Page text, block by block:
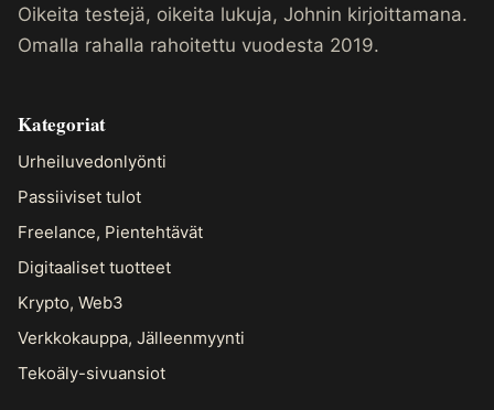
Oikeita testejä, oikeita lukuja, Johnin kirjoittamana.
Omalla rahalla rahoitettu vuodesta 2019.
Kategoriat
Urheiluvedonlyönti
Passiiviset tulot
Freelance, Pientehtävät
Digitaaliset tuotteet
Krypto, Web3
Verkkokauppa, Jälleenmyynti
Tekoäly-sivuansiot